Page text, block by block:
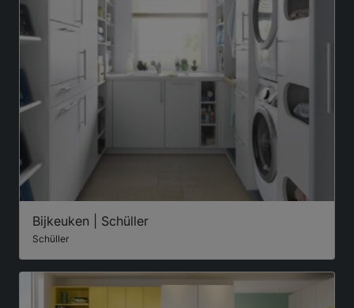
Bijkeuken | Schüller
Schüller